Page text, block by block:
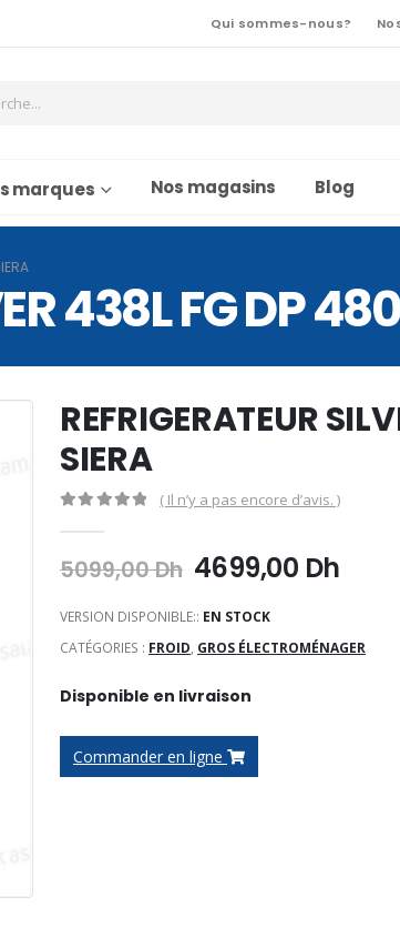
Qui sommes-nous?
marques Nos magasins Blog
438L FG DP
REFRIGERATEUR
SIERA
( Il n’y a pas encore d’avis. )
5099,00Dh Le
initial
était :
4699,00 DhLe
est :
VERSION DISPONIBLE:: EN STOCK
CATÉGORIES : FROID, GROS ÉLECTROMÉNAGER
Disponible en livraison
Commander en ligne